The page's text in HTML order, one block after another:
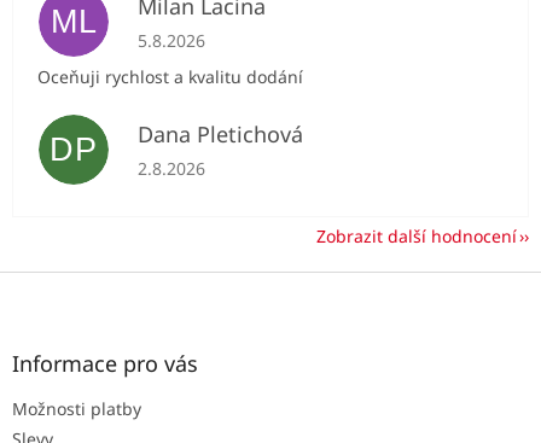
ML Milan Lacina
Hodnocení obchodu je 5 z 5 hvězdiček.
5.8.2026
Oceňuji rychlost a kvalitu dodání
DP Dana Pletichová
Hodnocení obchodu je 5 z 5 hvězdiček.
2.8.2026
Zobrazit další hodnocení
Z
Informace pro vás
Možnosti platby